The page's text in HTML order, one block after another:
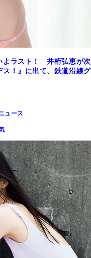
よラスト！ 井桁弘恵が次
ス！』に出て、鉄道沿線グ
ュース